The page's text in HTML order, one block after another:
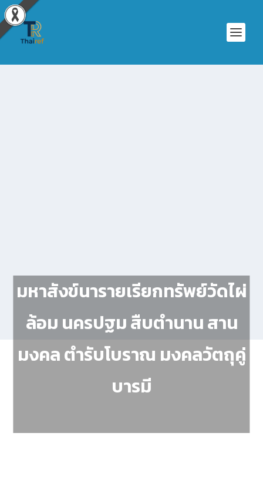
มหาสังข์นารายเรียกทรัพย์วัดไผ่
ล้อม นครปฐม สืบตำนาน สาน
มงคล ตำรับโบราณ มงคลวัตถุคู่
บารมี